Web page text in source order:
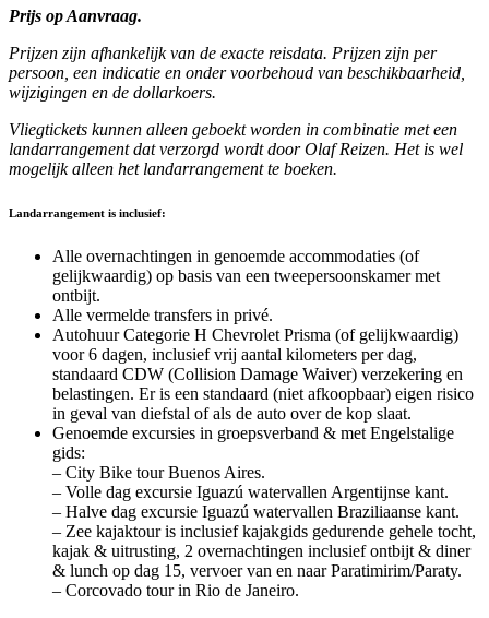
Prijs op Aanvraag.
Prijzen zijn afhankelijk van de exacte reisdata. Prijzen zijn per
persoon, een indicatie en onder voorbehoud van beschikbaarheid,
wijzigingen en de dollarkoers.
Vliegtickets kunnen alleen geboekt worden in combinatie met een
landarrangement dat verzorgd wordt door Olaf Reizen. Het is wel
mogelijk alleen het landarrangement te boeken.
Landarrangement is inclusief:
Alle overnachtingen in genoemde accommodaties (of
gelijkwaardig) op basis van een tweepersoonskamer met
ontbijt.
Alle vermelde transfers in privé.
Autohuur Categorie H Chevrolet Prisma (of gelijkwaardig)
voor 6 dagen, inclusief vrij aantal kilometers per dag,
standaard CDW (Collision Damage Waiver) verzekering en
belastingen. Er is een standaard (niet afkoopbaar) eigen risico
in geval van diefstal of als de auto over de kop slaat.
Genoemde excursies in groepsverband & met Engelstalige
gids:
– City Bike tour Buenos Aires.
– Volle dag excursie Iguazú watervallen Argentijnse kant.
– Halve dag excursie Iguazú watervallen Braziliaanse kant.
– Zee kajaktour is inclusief kajakgids gedurende gehele tocht,
kajak & uitrusting, 2 overnachtingen inclusief ontbijt & diner
& lunch op dag 15, vervoer van en naar Paratimirim/Paraty.
– Corcovado tour in Rio de Janeiro.